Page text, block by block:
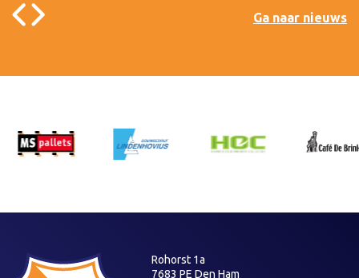
Ga naar nieuws
Rohorst 1a
7683 PE Den Ham